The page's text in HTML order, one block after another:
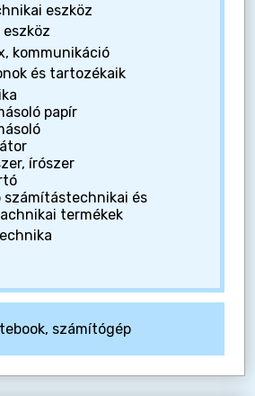
eszköz
eszköz
kommunikáció
és tartozékaik
papír
írószer
számítástechnikai és
termékek
számítógép